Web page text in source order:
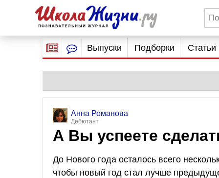
Выпуски Подборки Статьи
Анна Романова
Дебютант
А Вы успеете
До Нового года осталось всего
чтобы новый год стал лучше